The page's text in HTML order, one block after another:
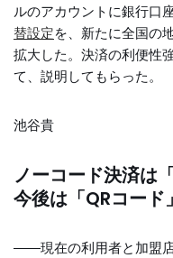
ルのアカウントに銀行口
替設定を、新たに全国の
拡大した。決済の利便性
て、説明してもらった。
池谷貴
ノーコード決済は
今後は「QRコード
――現在の利用者と加盟店